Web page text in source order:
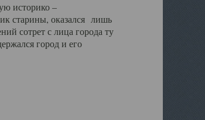
историко –
старины, оказался лишь
сотрет с лица города ту
город и его